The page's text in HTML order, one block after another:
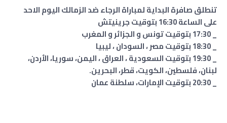
تنطلق صافرة البداية لمباراة الرجاء ضد الزمالك اليوم الاحد
على الساعة 16:30 بتوقيت جرينيتش
_ 17:30 بتوقيت تونس و الجزائر و المغرب
_ 18:30 بتوقيت مصر ، السودان ، ليبيا
_ 19:30 بتوقيت السعودية ، العراق ، اليمن، سوريا، الأردن،
لبنان، فلسطين، الكويت، قطر، البحرين.
_ 20:30 بتوقيت الإمارات، سلطنة عمان